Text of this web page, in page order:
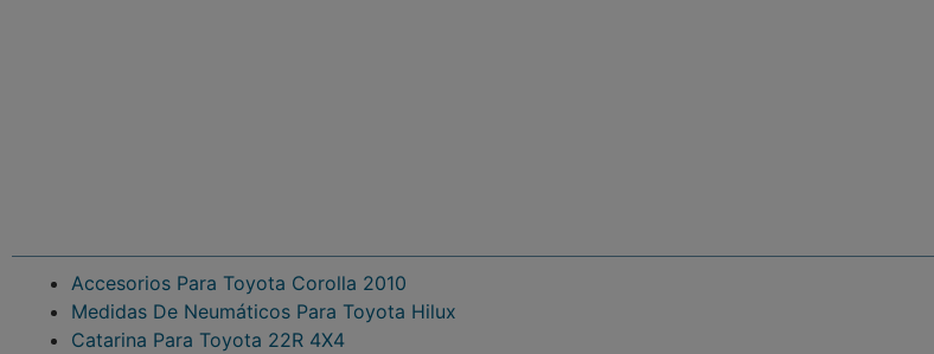
Accesorios Para Toyota Corolla 2010
Medidas De Neumáticos Para Toyota Hilux
Catarina Para Toyota 22R 4X4